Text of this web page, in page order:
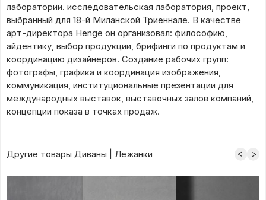
лаборатории. исследовательская лаборатория, проект,
выбранный для 18-й Миланской Триеннале. В качестве
арт-директора Henge он организовал: философию,
айдентику, выбор продукции, брифинги по продуктам и
координацию дизайнеров. Создание рабочих групп:
фотографы, графика и координация изображения,
коммуникация, институциональные презентации для
международных выставок, выставочных залов компаний,
концепции показа в точках продаж.
Другие товары Диваны | Лежанки